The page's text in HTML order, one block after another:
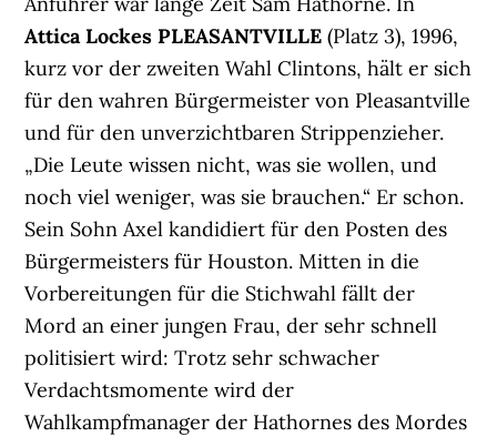
Attica Lockes PLEASANTVILLE (Platz 3), 1996,
kurz vor der zweiten Wahl Clintons, hält er sich
für den wahren Bürgermeister von Pleasantville
und für den unverzichtbaren Strippenzieher.
„Die Leute wissen nicht, was sie wollen, und
noch viel weniger, was sie brauchen.“ Er schon.
Sein Sohn Axel kandidiert für den Posten des
Bürgermeisters für Houston. Mitten in die
Vorbereitungen für die Stichwahl fällt der
Mord an einer jungen Frau, der sehr schnell
politisiert wird: Trotz sehr schwacher
Verdachtsmomente wird der
Wahlkampfmanager der Hathornes des Mordes